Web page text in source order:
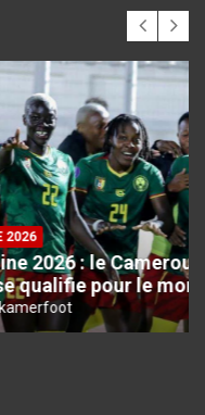
domine le
mondial